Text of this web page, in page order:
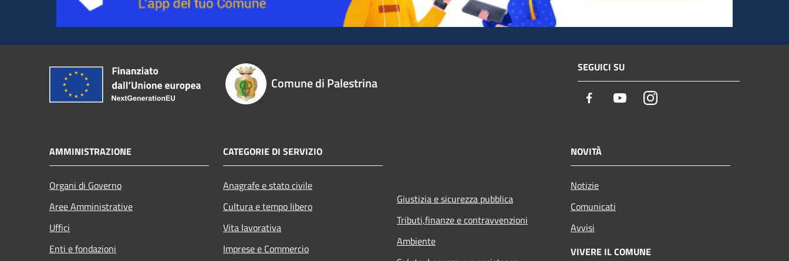
Comune di Palestrina
SEGUICI SU
Facebook YoutubeInstagram
AMMINISTRAZIONE
Organi di Governo
Aree Amministrative
Uffici
Enti e fondazioni
CATEGORIE DI SERVIZIO
Anagrafe e stato civile
Cultura e tempo libero
Vita lavorativa
Imprese e Commercio
Giustizia e sicurezza pubblica
Tributi,finanze e contravvenzioni
Ambiente
NOVITÀ
Notizie
Comunicati
Avvisi
VIVERE IL COMUNE